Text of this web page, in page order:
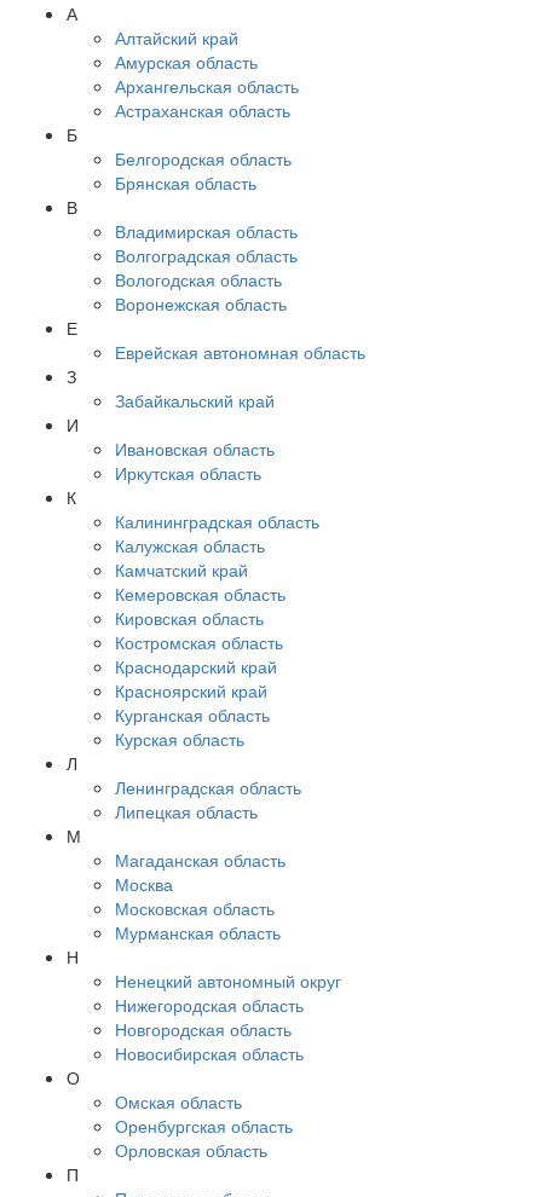
А
Алтайский край
Амурская область
Архангельская область
Астраханская область
Б
Белгородская область
Брянская область
В
Владимирская область
Волгоградская область
Вологодская область
Воронежская область
Е
Еврейская автономная область
З
Забайкальский край
И
Ивановская область
Иркутская область
К
Калининградская область
Калужская область
Камчатский край
Кемеровская область
Кировская область
Костромская область
Краснодарский край
Красноярский край
Курганская область
Курская область
Л
Ленинградская область
Липецкая область
М
Магаданская область
Москва
Московская область
Мурманская область
Н
Ненецкий автономный округ
Нижегородская область
Новгородская область
Новосибирская область
О
Омская область
Оренбургская область
Орловская область
П